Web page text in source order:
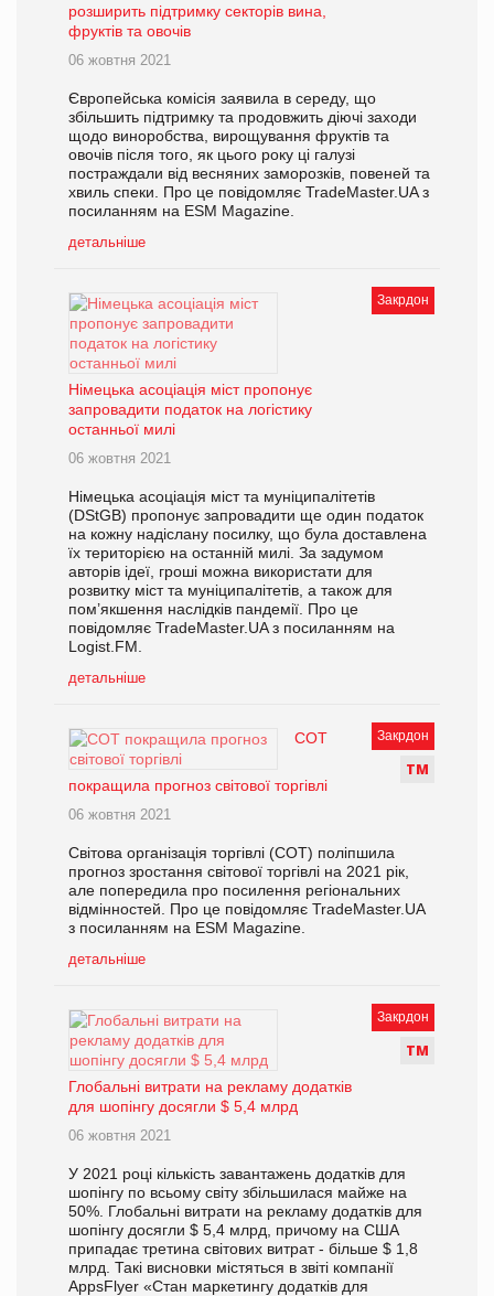
розширить підтримку секторів вина,
фруктів та овочів
06 жовтня 2021
Європейська комісія заявила в середу, що
збільшить підтримку та продовжить діючі заходи
щодо виноробства, вирощування фруктів та
овочів після того, як цього року ці галузі
постраждали від весняних заморозків, повеней та
хвиль спеки. Про це повідомляє TradeMaster.UA з
посиланням на ESM Magazine.
детальніше
Закрдон
Німецька асоціація міст пропонує
запровадити податок на логістику
останньої милі
06 жовтня 2021
Німецька асоціація міст та муніципалітетів
(DStGB) пропонує запровадити ще один податок
на кожну надіслану посилку, що була доставлена
їх територією на останній милі. За задумом
авторів ідеї, гроші можна використати для
розвитку міст та муніципалітетів, а також для
пом’якшення наслідків пандемії. Про це
повідомляє TradeMaster.UA з посиланням на
Logist.FM.
детальніше
Закрдон
ТМ
СОТ
покращила прогноз світової торгівлі
06 жовтня 2021
Світова організація торгівлі (СОТ) поліпшила
прогноз зростання світової торгівлі на 2021 рік,
але попередила про посилення регіональних
відмінностей. Про це повідомляє TradeMaster.UA
з посиланням на ESM Magazine.
детальніше
Закрдон
ТМ
Глобальні витрати на рекламу додатків
для шопінгу досягли $ 5,4 млрд
06 жовтня 2021
У 2021 році кількість завантажень додатків для
шопінгу по всьому світу збільшилася майже на
50%. Глобальні витрати на рекламу додатків для
шопінгу досягли $ 5,4 млрд, причому на США
припадає третина світових витрат - більше $ 1,8
млрд. Такі висновки містяться в звіті компанії
AppsFlyer «Стан маркетингу додатків для